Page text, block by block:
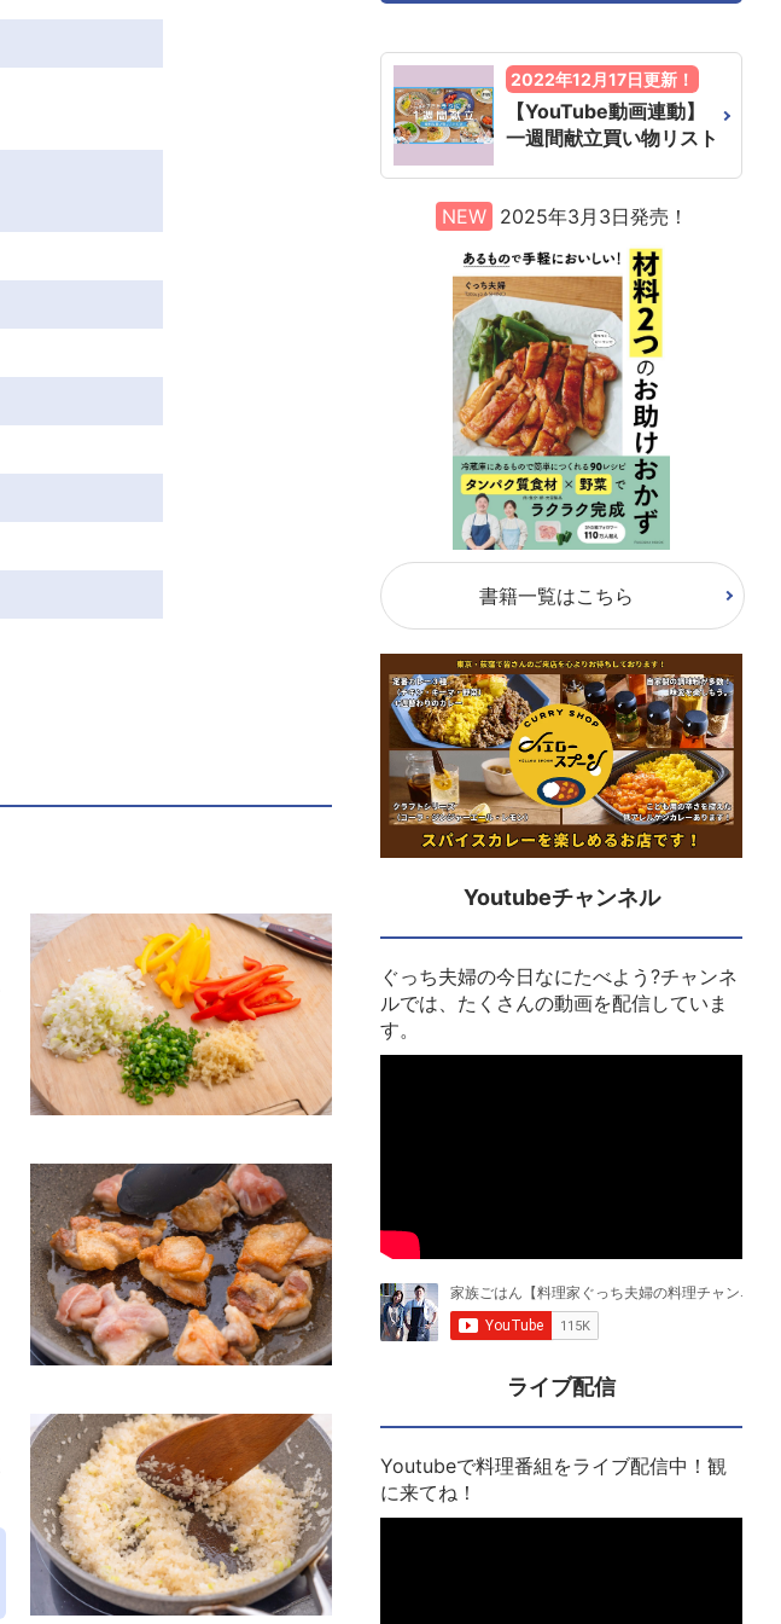
2022年12月17日更新！
【YouTube動画連動】
一週間献立買い物リスト
NEW 2025年3月3日発売！
書籍一覧はこちら
Youtubeチャンネル
ぐっち夫婦の今日なにたべよう?チャンネ
ルでは、たくさんの動画を配信していま
す。
ライブ配信
Youtubeで料理番組をライブ配信中！観
に来てね！